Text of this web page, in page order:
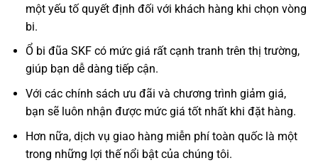
một yếu tố quyết định đối với khách hàng khi chọn vòng
bi.
Ổ bi đũa SKF có mức giá rất cạnh tranh trên thị trường,
giúp bạn dễ dàng tiếp cận.
Với các chính sách ưu đãi và chương trình giảm giá,
bạn sẽ luôn nhận được mức giá tốt nhất khi đặt hàng.
Hơn nữa, dịch vụ giao hàng miễn phí toàn quốc là một
trong những lợi thế nổi bật của chúng tôi.